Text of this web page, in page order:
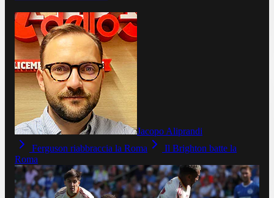
Jacopo Aliprandi
Ferguson riabbraccia la Roma
Il Brighton batte la
Roma